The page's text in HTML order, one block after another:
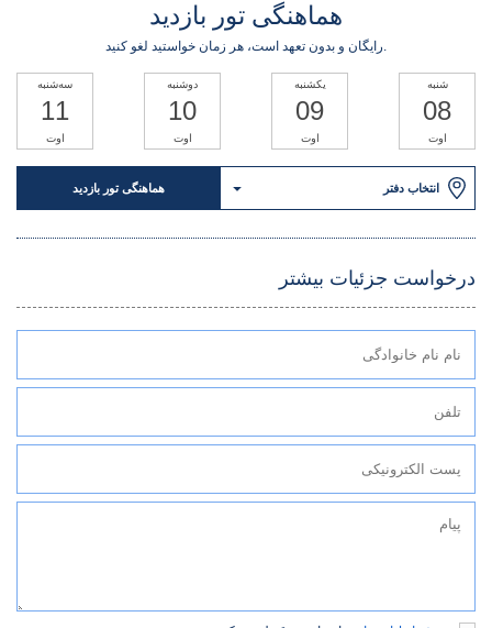
هماهنگی تور بازدید
رایگان و بدون تعهد است، هر زمان خواستید لغو کنید.
شنبه
08
اوت
یکشنبه
09
اوت
دوشنبه
10
اوت
سه‌شنبه
11
اوت
انتخاب دفتر هماهنگی تور بازدید
درخواست جزئیات بیشتر